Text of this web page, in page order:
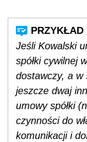
Jeśli Kowalski
spółki cywilnej
dostawczy, a w
jeszcze dwaj
umowy spółki
czynności do
komunikacji i